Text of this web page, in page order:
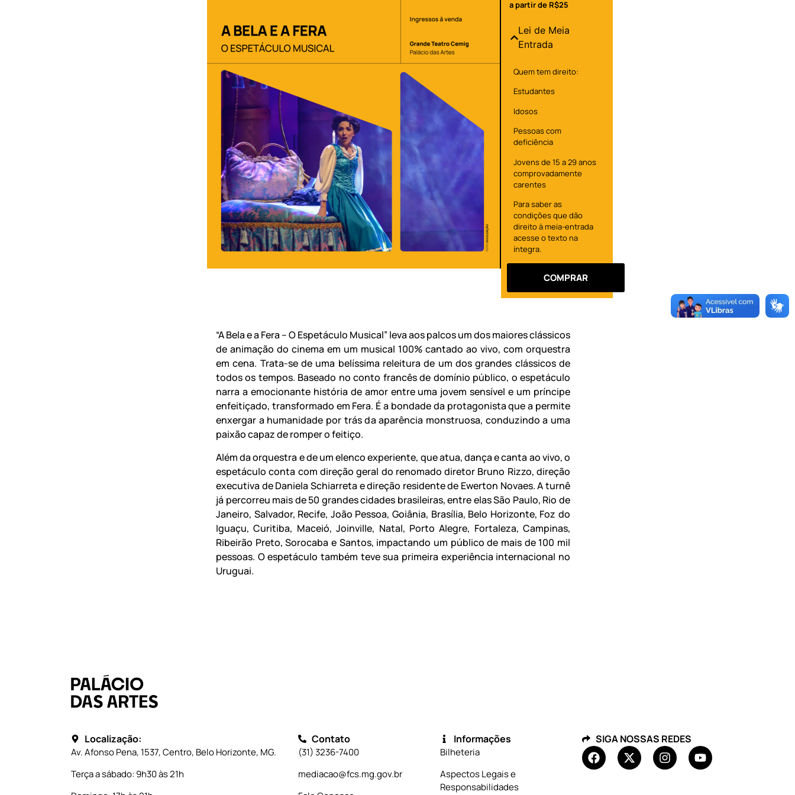
a partir de R$25
Lei de Meia
Entrada
Quem tem direito:
Estudantes
Idosos
Pessoas com
deficiência
Jovens de 15 a 29 anos
comprovadamente
carentes
Para saber as
condições que dão
direito à meia-entrada
acesse o texto na
íntegra.
COMPRAR
“A Bela e a Fera – O Espetáculo Musical” leva aos palcos um dos maiores clássicos
de animação do cinema em um musical 100% cantado ao vivo, com orquestra
em cena. Trata-se de uma belíssima releitura de um dos grandes clássicos de
todos os tempos. Baseado no conto francês de domínio público, o espetáculo
narra a emocionante história de amor entre uma jovem sensível e um príncipe
enfeitiçado, transformado em Fera. É a bondade da protagonista que a permite
enxergar a humanidade por trás da aparência monstruosa, conduzindo a uma
paixão capaz de romper o feitiço.
Além da orquestra e de um elenco experiente, que atua, dança e canta ao vivo, o
espetáculo conta com direção geral do renomado diretor Bruno Rizzo, direção
executiva de Daniela Schiarreta e direção residente de Ewerton Novaes. A turnê
já percorreu mais de 50 grandes cidades brasileiras, entre elas São Paulo, Rio de
Janeiro, Salvador, Recife, João Pessoa, Goiânia, Brasília, Belo Horizonte, Foz do
Iguaçu, Curitiba, Maceió, Joinville, Natal, Porto Alegre, Fortaleza, Campinas,
Ribeirão Preto, Sorocaba e Santos, impactando um público de mais de 100 mil
pessoas. O espetáculo também teve sua primeira experiência internacional no
Uruguai.
Localização:
Av. Afonso Pena, 1537, Centro, Belo Horizonte, MG.
Terça a sábado: 9h30 às 21h
Contato
(31) 3236-7400
mediacao@fcs.mg.gov.br
Informações
Bilheteria
Aspectos Legais e
Responsabilidades
SIGA NOSSAS REDES